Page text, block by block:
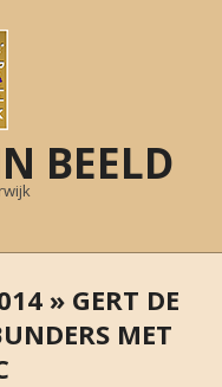
BEELD
» GERT DE
MET